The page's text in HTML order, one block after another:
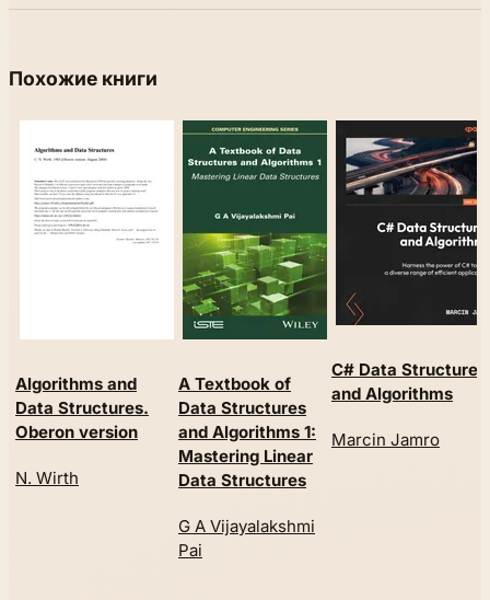
Похожие книги
Algorithms and
Data Structures.
Oberon version
N. Wirth
A Textbook of
Data Structures
and Algorithms 1:
Mastering Linear
Data Structures
G A Vijayalakshmi
Pai
C# Data Structures
and Algorithms
Marcin Jamro